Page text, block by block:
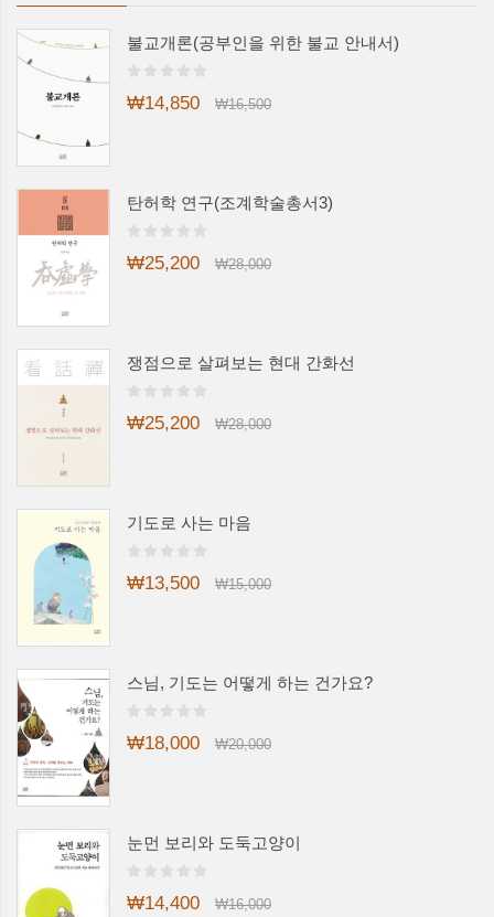
불교개론(공부인을 위한 불교 안내서)
₩14,850 ₩16,500
탄허학 연구(조계학술총서3)
₩25,200 ₩28,000
쟁점으로 살펴보는 현대 간화선
₩25,200 ₩28,000
기도로 사는 마음
₩13,500 ₩15,000
스님, 기도는 어떻게 하는 건가요?
₩18,000 ₩20,000
눈먼 보리와 도둑고양이
₩14,400 ₩16,000